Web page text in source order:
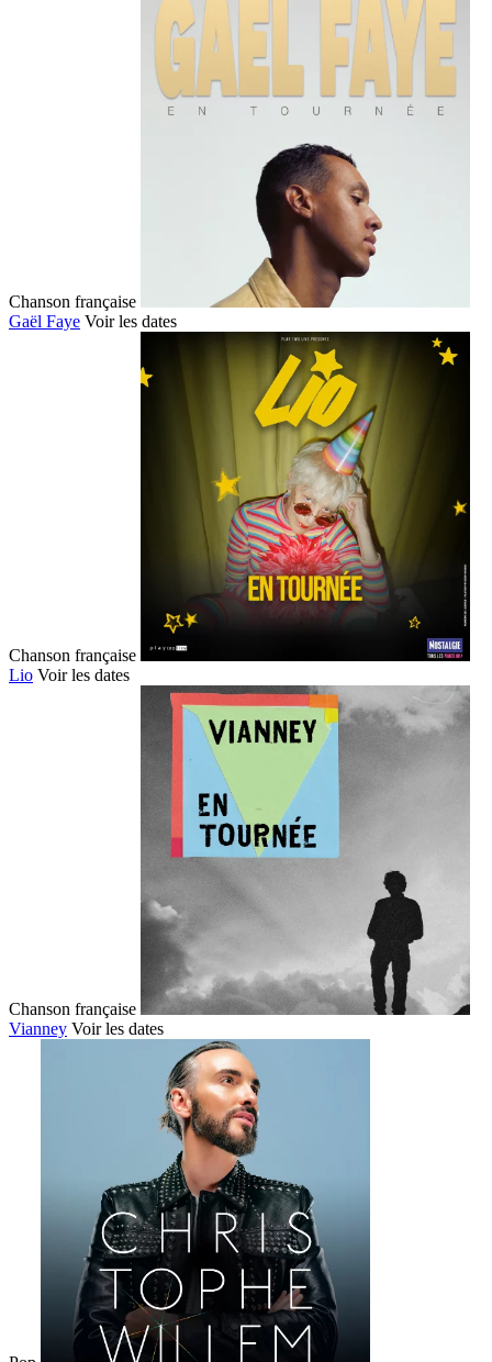
Chanson française
Gaël Faye Voir les dates
Chanson française
Lio Voir les dates
Chanson française
Vianney Voir les dates